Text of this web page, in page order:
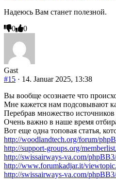
Надеюсь Вам станет полезной.
Anklicken
für
Daumen
nach
unten.
0
Anklicken
für
Daumen
nach
oben.
0
Gast
#15 · 14. Januar 2025, 13:38
Вы вообще осознаете что
Мне кажется нам подсовывают
Перебрав множество
Очень важно в наше время
Вот еще одна топовая статья,
http://woodlandtech.org/forum/
http://support-groups.org/
http://swissairways-va.com/
http://www.forumkadjar.it/
http://swissairways-va.com/